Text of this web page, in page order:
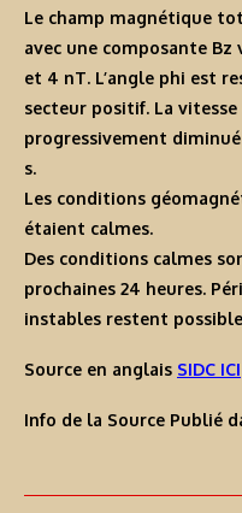
Le champ magnétique
avec une composante
et 4 nT. L’angle phi est
secteur positif. La
progressivement
s.
Les conditions
étaient calmes.
Des conditions calmes
prochaines 24 heures.
instables restent
Source en anglais SIDC ICI
Info de la Source Publié